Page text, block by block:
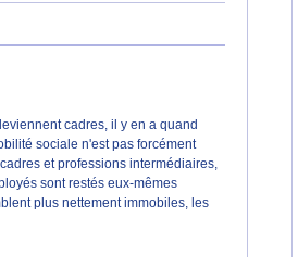
cadres, il y en a quand
sociale n'est pas forcément
et professions intermédiaires,
sont restés eux-mêmes
plus nettement immobiles, les